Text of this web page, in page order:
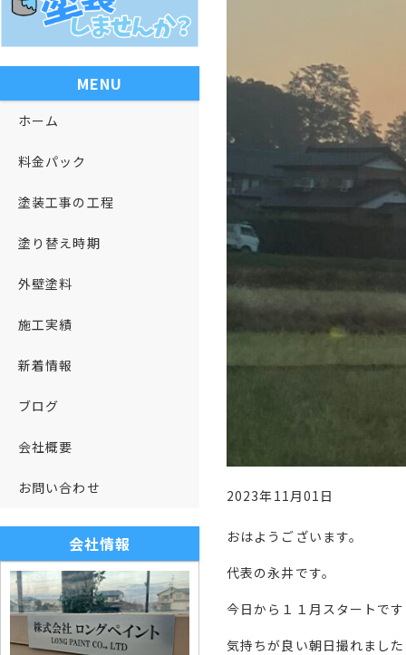
2023年11月01日
おはようございます。
代表の永井です。
今日から１１月スタートで
気持ちが良い朝日撮れまし
MENU
ホーム
料金パック
塗装工事の工程
塗り替え時期
外壁塗料
施工実績
新着情報
ブログ
会社概要
お問い合わせ
会社情報